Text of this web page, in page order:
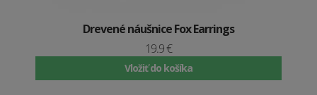
Drevené náušnice Fox Earrings
19.9 €
Vložiť do košíka